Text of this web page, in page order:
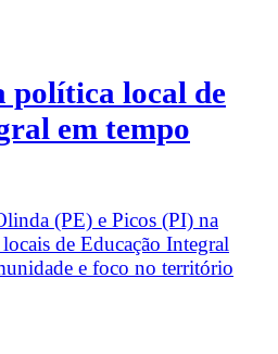
política local de
em tempo
(PE) e Picos (PI) na
de Educação Integral
e foco no território